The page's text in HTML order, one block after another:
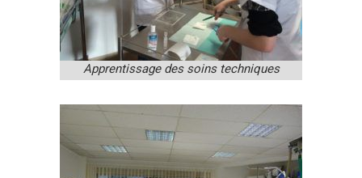
Apprentissage des soins techniques